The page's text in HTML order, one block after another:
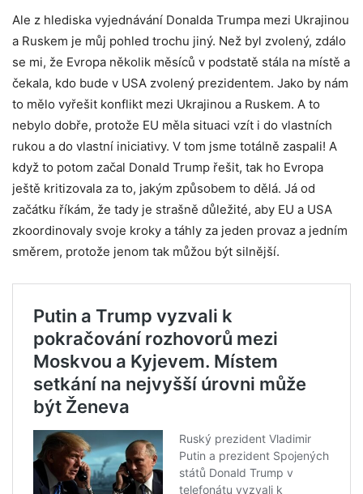
Ale z hlediska vyjednávání Donalda Trumpa mezi Ukrajinou
a Ruskem je můj pohled trochu jiný. Než byl zvolený, zdálo
se mi, že Evropa několik měsíců v podstatě stála na místě a
čekala, kdo bude v USA zvolený prezidentem. Jako by nám
to mělo vyřešit konflikt mezi Ukrajinou a Ruskem. A to
nebylo dobře, protože EU měla situaci vzít i do vlastních
rukou a do vlastní iniciativy. V tom jsme totálně zaspali! A
když to potom začal Donald Trump řešit, tak ho Evropa
ještě kritizovala za to, jakým způsobem to dělá. Já od
začátku říkám, že tady je strašně důležité, aby EU a USA
zkoordinovaly svoje kroky a táhly za jeden provaz a jedním
směrem, protože jenom tak můžou být silnější.